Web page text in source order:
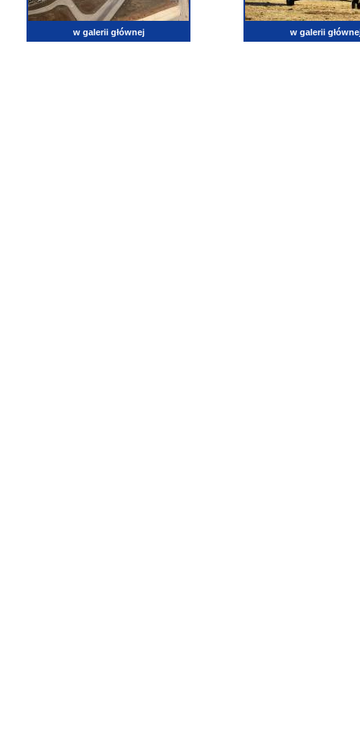
w galerii głównej w galerii